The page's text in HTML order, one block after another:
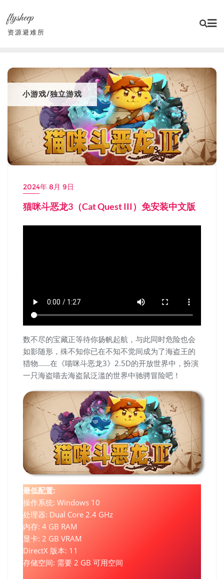
content
flysheep
资源避难所
小游戏/独立游戏
2024年 8月 9日
猫咪斗恶龙3（Cat Quest III）免安装中文版
数不尽的宝藏正等待你扬帆起航，与此同时危险也会
如影随形，殊不知你已在不知不觉间成为了海盗王的
猎物……在《喵咪斗恶龙3》2.5D的开放世界中，扮演
一只海盗喵去海盗鼠泛滥的世界中驰骋冒险吧！
最低配置:
操作系统: Windows 10
处理器: Dual Core 2.4 GHz
内存: 4 GB RAM
显卡: 2 GB VRAM
DirectX 版本: 11
存储空间: 需要 2 GB 可用空间